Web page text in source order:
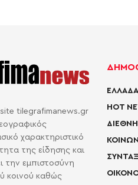
tilegrafimanews.gr
χαρακτηριστικό
της είδησης και
την εμπιστοσύνη
κοινού καθώς
HOT
ΔΙΕΘΝΗ